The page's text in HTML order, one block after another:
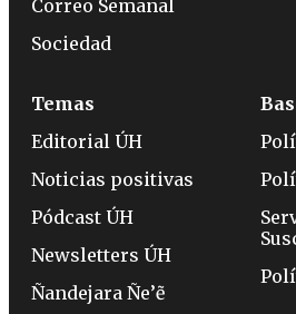
Correo Semanal
Sociedad
Temas
Editorial ÚH
Noticias positivas
Pódcast ÚH
Newsletters ÚH
Ñandejara Ñe’ẽ